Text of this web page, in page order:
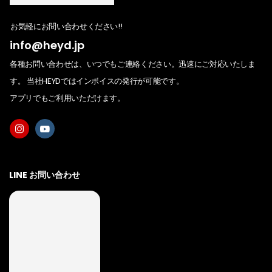
お気軽にお問い合わせください!!
info@heyd.jp
各種お問い合わせは、いつでもご連絡ください。迅速にご対応いたしま
す。 当社HEYDではインボイスの発行が可能です。
アプリでもご利用いただけます。
LINE お問い合わせ